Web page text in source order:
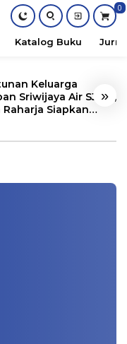
0
Katalog Buku
»
Keluarga
Sriwijaya Air SJ182,
Raharja Siapkan